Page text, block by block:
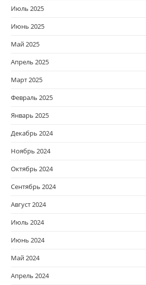
Июль 2025
Июнь 2025
Май 2025
Апрель 2025
Март 2025
Февраль 2025
Январь 2025
Декабрь 2024
Ноябрь 2024
Октябрь 2024
Сентябрь 2024
Август 2024
Июль 2024
Июнь 2024
Май 2024
Апрель 2024